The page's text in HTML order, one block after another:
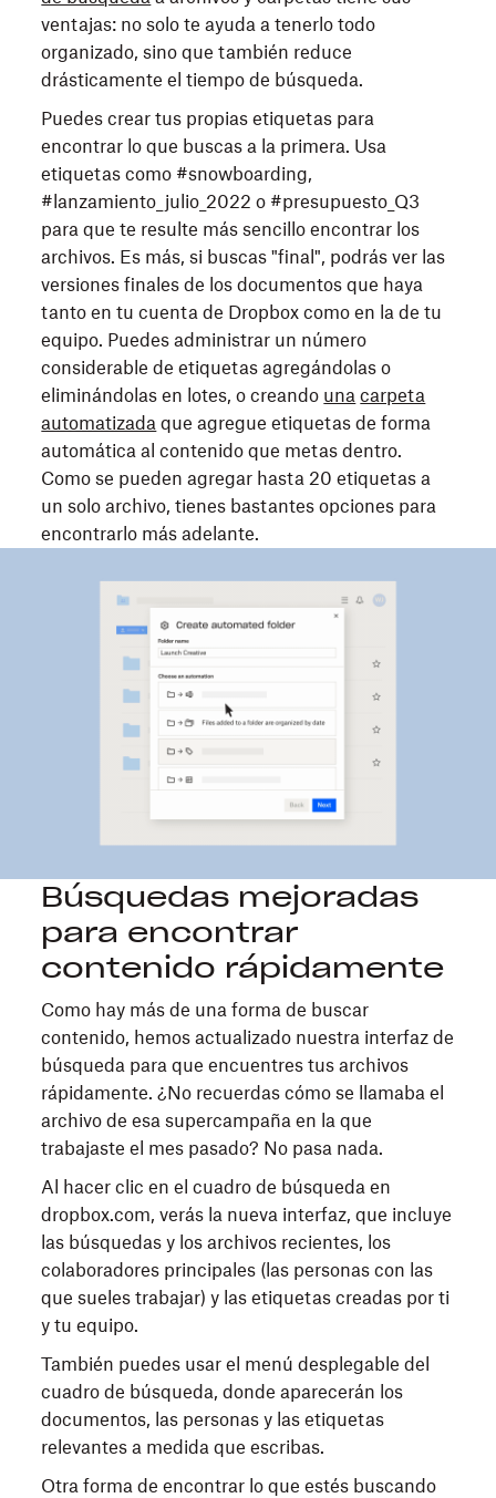
ventajas: no solo te ayuda a tenerlo todo
organizado, sino que también reduce
drásticamente el tiempo de búsqueda.
Puedes crear tus propias etiquetas para
encontrar lo que buscas a la primera. Usa
etiquetas como #snowboarding,
#lanzamiento_julio_2022 o #presupuesto_Q3
para que te resulte más sencillo encontrar los
archivos. Es más, si buscas "final", podrás ver las
versiones finales de los documentos que haya
tanto en tu cuenta de Dropbox como en la de tu
equipo. Puedes administrar un número
considerable de etiquetas agregándolas o
eliminándolas en lotes, o creando una carpeta
automatizada que agregue etiquetas de forma
automática al contenido que metas dentro.
Como se pueden agregar hasta 20 etiquetas a
un solo archivo, tienes bastantes opciones para
encontrarlo más adelante.
Búsquedas mejoradas
para encontrar
contenido rápidamente
Como hay más de una forma de buscar
contenido, hemos actualizado nuestra interfaz de
búsqueda para que encuentres tus archivos
rápidamente. ¿No recuerdas cómo se llamaba el
archivo de esa supercampaña en la que
trabajaste el mes pasado? No pasa nada.
Al hacer clic en el cuadro de búsqueda en
dropbox.com, verás la nueva interfaz, que incluye
las búsquedas y los archivos recientes, los
colaboradores principales (las personas con las
que sueles trabajar) y las etiquetas creadas por ti
y tu equipo.
También puedes usar el menú desplegable del
cuadro de búsqueda, donde aparecerán los
documentos, las personas y las etiquetas
relevantes a medida que escribas.
Otra forma de encontrar lo que estés buscando